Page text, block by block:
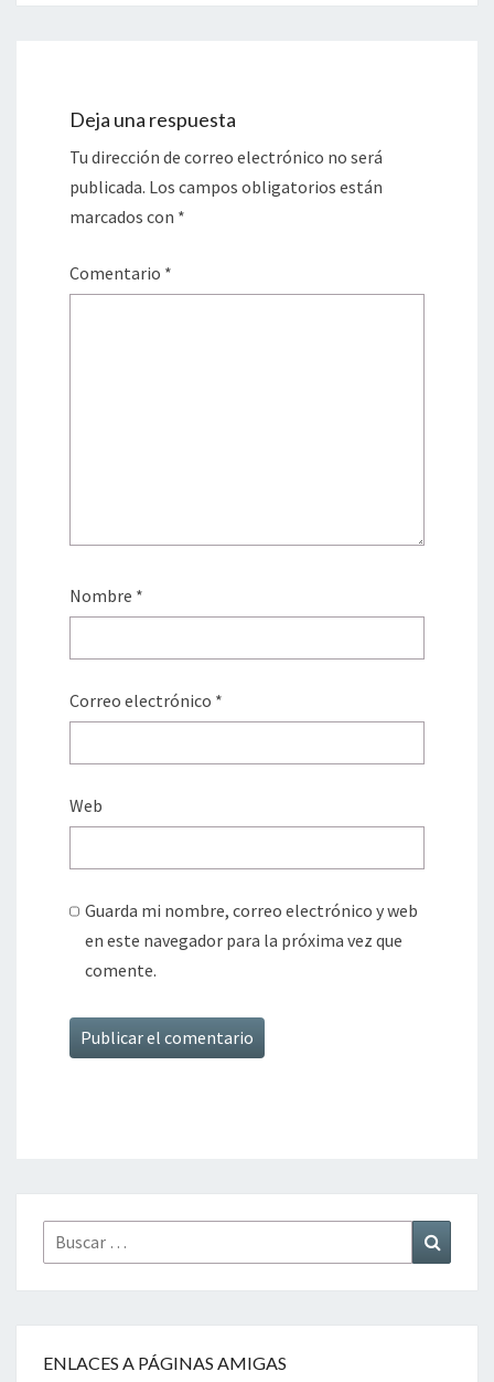
Deja una respuesta
Tu dirección de correo electrónico no será
publicada. Los campos obligatorios están
marcados con *
Comentario *
Nombre *
Correo electrónico *
Web
Guarda mi nombre, correo electrónico y web
en este navegador para la próxima vez que
comente.
Buscar
por:
ENLACES A PÁGINAS AMIGAS